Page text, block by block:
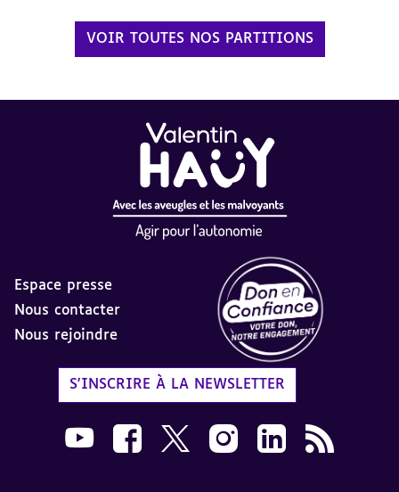
VOIR TOUTES NOS PARTITIONS
Espace presse
Nous contacter
Nous rejoindre
S'INSCRIRE À LA NEWSLETTER
Nous suivre sur Youtube AVH dans une
Nous suivre sur Facebook AVH dans
Nous suivre sur X AVH dans une
Nous suivre sur Instagram
Nous suivre sur
Flux RSS